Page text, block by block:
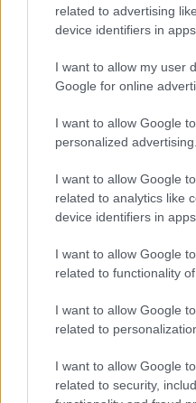
related to advertising
device identifiers in apps.
I want to allow my user
Google for online
I want to allow Google
personalized advertising.
I want to allow Google
related to analytics like
device identifiers in apps.
I want to allow Google
related to functionality
I want to allow Google
related to
I want to allow Google
related to security,
Ελλάδα|04.08.2026 17:02
Συγκινεί πρώην
αδικοχαμένου
στην πτώση
«Ηταν πάντα
συναδελφός του